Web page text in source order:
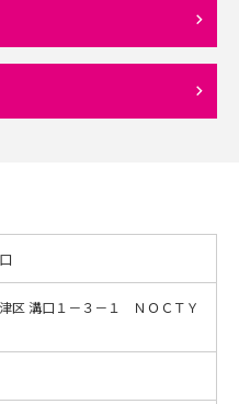
区 溝口１－３－１ ＮＯＣＴＹ